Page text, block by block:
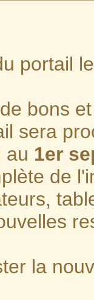
portail
bons
sera
au 1er
de
la